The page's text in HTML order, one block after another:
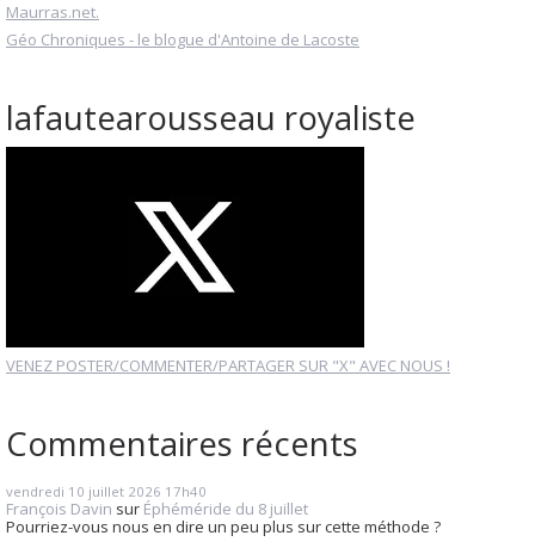
Maurras.net.
Géo Chroniques - le blogue d'Antoine de Lacoste
lafautearousseau royaliste
VENEZ POSTER/COMMENTER/PARTAGER SUR "X" AVEC NOUS !
Commentaires récents
vendredi 10 juillet 2026 17h40
François Davin sur Éphéméride du 8 juillet
Pourriez-vous nous en dire un peu plus sur cette méthode ?